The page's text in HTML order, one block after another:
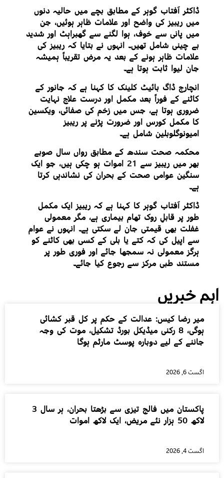
ڈاکٹر آفتاب گوہر کے مطابق بچے میں حالیہ دنوں
میں ریبیز کی واضح اور علامات ظاہر ہوئیں، جن
میں پانی سے خوف، ہوا لگنے سے گھبراہٹ اور شدید
بے چینی شامل تھیں۔ انہوں نے بتایا کہ ریبیز کی
علامات ظاہر ہونے کے بعد یہ مرض تقریباً ہمیشہ
جان لیوا ثابت ہوتا ہے۔
انچارج ڈاگ بائیٹ کلینک کا کہنا ہے کہ جانور کے
کاٹنے کے فوراً بعد مکمل اور درست علاج نہایت
ضروری ہوتا ہے، جس میں زخم کی صفائی، ویکسین
کا مکمل کورس اور ضرورت پڑنے پر ریبیز
امیونوگلوبلین شامل ہے۔
محکمہ صحت سندھ کے مطابق رواں سال صوبے
بھر میں ریبیز سے 21 اموات ہو چکی ہیں، جو ایک
سنگین عوامی صحت کے بحران کی نشاندہی کرتا
ہے۔
ڈاکٹر آفتاب گوہر کا کہنا ہے کہ ریبیز ایک مکمل
طور پر قابلِ روک تھام بیماری ہے، مگر معمولی
غفلت بھی قیمتی جان لے سکتی ہے۔ انہوں نے عوام
سے اپیل کی کہ کتے یا بلی کے کسی بھی کاٹنے کو
ہرگز معمولی نہ سمجھا جائے اور فوری طور پر
مستند طبی مرکز سے رجوع کیا جائے۔
اہم خبریں
میر رضا کیس: عدالت کے حکم پر کل قبر کشائی
ہوگی، 8 رکنی میڈیکل بورڈ تشکیل، موت کی وجہ
جاننے کے لیے دوبارہ پوسٹ مارٹم ہوگا
اگست 6, 2026
پاکستان میں فالج تیزی سے بڑھتا بحران، ہر سال 3
لاکھ 50 ہزار نئے مریض، ایک لاکھ اموات
اگست 4, 2026